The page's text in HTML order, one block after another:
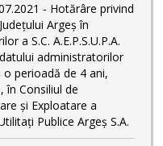
- Hotărâre privind
Argeș în
a S.C. A.E.P.S.U.P.A.
administratorilor
perioadă de 4 ani,
în Consiliul de
și Exploatare a
Publice Argeș S.A.